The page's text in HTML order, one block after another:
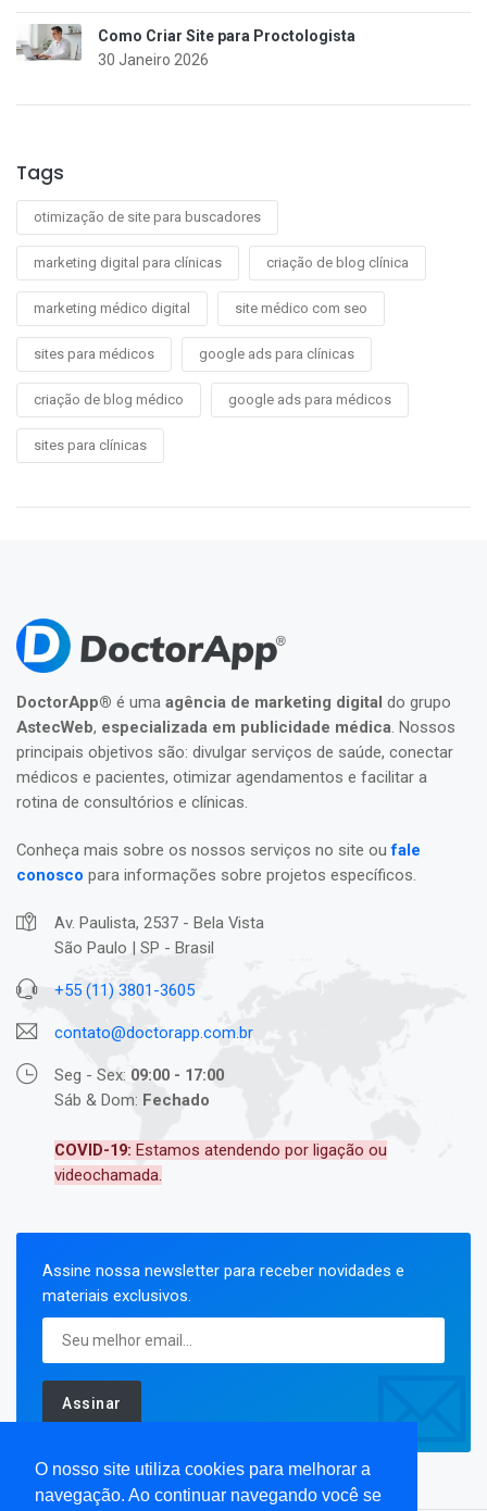
O nosso site utiliza cookies para melhorar a
navegação. Ao continuar navegando você se
Como Criar Site para Proctologista
30 Janeiro 2026
Tags
otimização de site para buscadores
marketing digital para clínicas criação de blog clínica
marketing médico digital site médico com seo
sites para médicos google ads para clínicas
criação de blog médico google ads para médicos
sites para clínicas
DoctorApp® é uma agência de marketing digital do grupo
AstecWeb, especializada em publicidade médica. Nossos
principais objetivos são: divulgar serviços de saúde, conectar
médicos e pacientes, otimizar agendamentos e facilitar a
rotina de consultórios e clínicas.
Conheça mais sobre os nossos serviços no site oufale
conosco para informações sobre projetos específicos.
Av. Paulista, 2537 - Bela Vista
São Paulo | SP - Brasil
+55 (11) 3801-3605
contato@doctorapp.com.br
Seg - Sex: 09:00 - 17:00
Sáb & Dom: Fechado
COVID-19: Estamos atendendo por ligação ou
videochamada.
Assine nossa newsletter para receber novidades e
materiais exclusivos.
Assinar